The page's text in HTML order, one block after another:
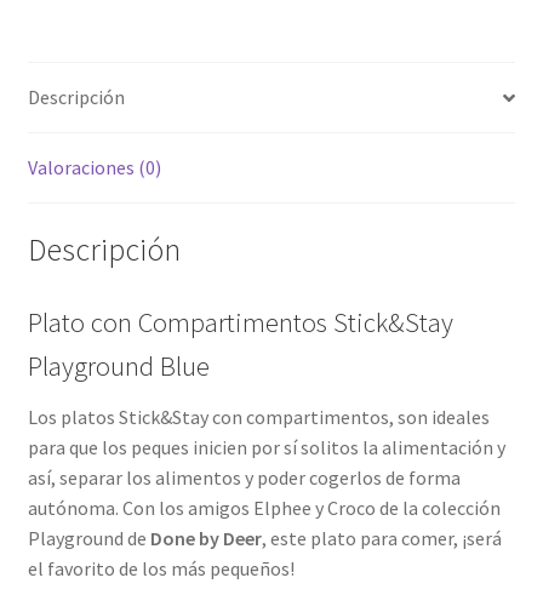
Descripción
Valoraciones (0)
Descripción
Plato con Compartimentos Stick&Stay
Playground Blue
Los platos Stick&Stay con compartimentos, son ideales
para que los peques inicien por sí solitos la alimentación y
así, separar los alimentos y poder cogerlos de forma
autónoma. Con los amigos Elphee y Croco de la colección
Playground de Done by Deer, este plato para comer, ¡será
el favorito de los más pequeños!